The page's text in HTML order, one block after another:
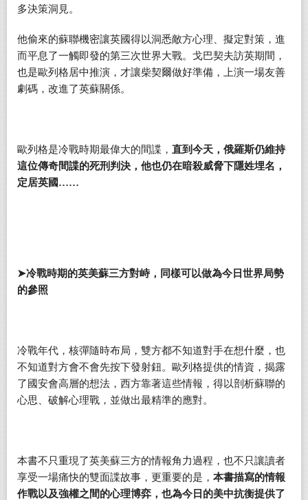
多決策洞見。
他偷來的蘇聯機密讓英國得以洞悉敵方心理、擬定對策，進
而平息了一觸即發的第三次世界大戰。戈巴契夫訪英期間，
也是歐列格居中推演，才讓柴契爾做好準備，上演一場友善
劇碼，改進了英蘇關係。
歐列格是冷戰時期最偉大的間諜， 直到今天，俄羅斯仍維持
這位傳奇間諜的死刑判決，他也仍在暗殺威脅下隱姓埋名，
定居英國……
➤冷戰時期的英美蘇三方對峙，同樣可以做為今日世界局勢
的參照
冷戰年代，核彈隨時布局，雙方都不知道對手在想什麼，也
不知道對方會不會先按下發射鈕。歐列格提供的情資，揭露
了國安會高層的想法，西方靠著這些情報，得以剖析蘇聯的
心思、破解心理戰，並做出最精準的應對。
本書不只重現了英美蘇三方的情報角力過程，也不只讓讀者
享受一場痛快的雙面諜故事，更重要的是， 本書描寫的情報
作戰以及強權之間的心理博弈，也為今日的美中抗衡提供了